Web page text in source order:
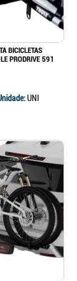
BICICLETAS
PRODRIVE 591
UNI